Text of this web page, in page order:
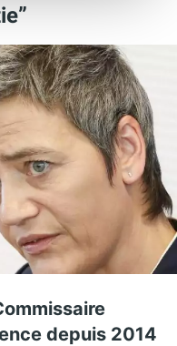
depuis 2014